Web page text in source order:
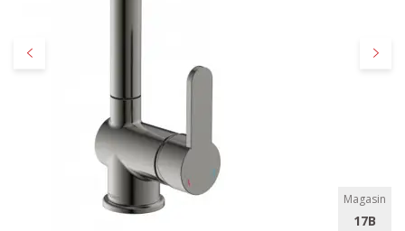
Précédent
Magasin
17B